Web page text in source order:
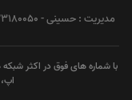
مدیریت : حسینی - 09123180050
با شماره های فوق در اکثر